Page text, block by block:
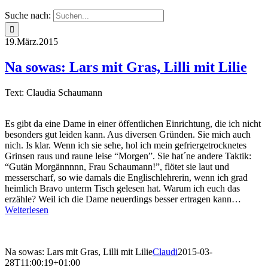
Suche nach:
19.März.2015
Na sowas: Lars mit Gras, Lilli mit Lilie
Text: Claudia Schaumann
Es gibt da eine Dame in einer öffentlichen Einrichtung, die ich nicht
besonders gut leiden kann. Aus diversen Gründen. Sie mich auch
nich. Is klar. Wenn ich sie sehe, hol ich mein gefriergetrocknetes
Grinsen raus und raune leise “Morgen”. Sie hat´ne andere Taktik:
“Gutän Morgännnnn, Frau Schaumann!”, flötet sie laut und
messerscharf, so wie damals die Englischlehrerin, wenn ich grad
heimlich Bravo unterm Tisch gelesen hat. Warum ich euch das
erzähle? Weil ich die Dame neuerdings besser ertragen kann…
Weiterlesen
Na sowas: Lars mit Gras, Lilli mit LilieClaudi2015-03-
28T11:00:19+01:00